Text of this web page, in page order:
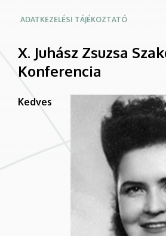
ADATKEZELÉSI TÁJÉKOZTATÓ
X. Juhász Zsuzsa
Konferencia
Kedves